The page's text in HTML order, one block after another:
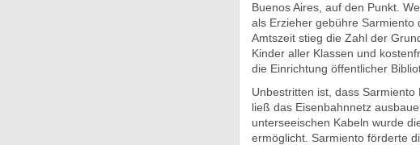
Buenos Aires, auf den Punkt.
als Erzieher gebühre Sarmiento
Amtszeit stieg die Zahl der
Kinder aller Klassen und
die Einrichtung öffentlicher
Unbestritten ist, dass
ließ das Eisenbahnnetz
unterseeischen Kabeln wurde
ermöglicht. Sarmiento förderte